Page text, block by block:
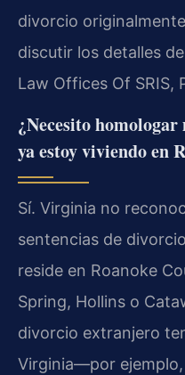
divorcio
discutir los detalles
Law Offices Of SRIS,
¿Necesito
ya estoy viviendo en
Sí. Virginia no
sentencias de
reside en Roanoke
Spring, Hollins o
divorcio extranjero
Virginia—por